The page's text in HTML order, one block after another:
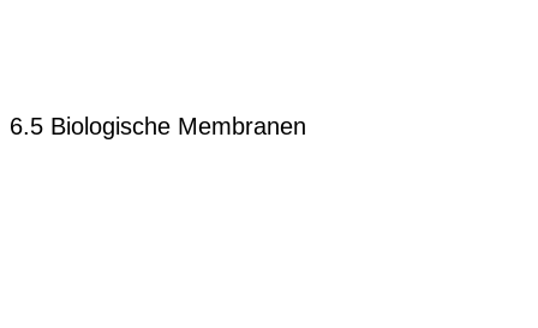
6.5 Biologische Membranen